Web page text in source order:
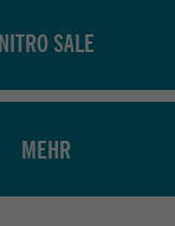
NITRO SALE
MEHR